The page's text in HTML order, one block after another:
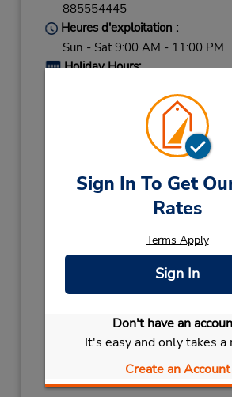
Sign In To Get
Rates
Terms Apply
Sign In
Don't have an
It's easy and only takes a
Create an Account
885554445
Heures d'exploitation :
Sun - Sat 9:00 AM - 11:00 PM
Holiday Hours:
December 31
December 24
09:00AM-
Succursale avec boîte de dépôt
Si vous arrivez, le comptoir de
trouve dans le terminal à une
de marche du stationnement.
Obtenir un itinéraire